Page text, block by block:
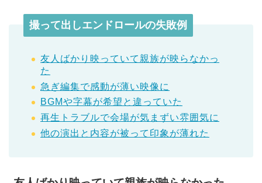
撮って出しエンドロールの失敗例
友人ばかり映っていて親族が映らなかっ
た
急ぎ編集で感動が薄い映像に
BGMや字幕が希望と違っていた
再生トラブルで会場が気まずい雰囲気に
他の演出と内容が被って印象が薄れた